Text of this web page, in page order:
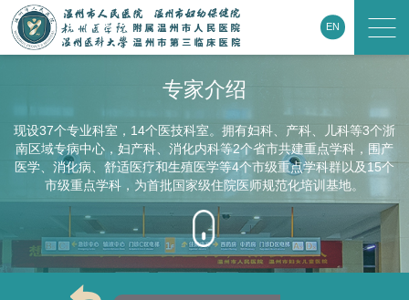
EN
专家介绍
现设37个专业科室，14个医技科室。拥有妇科、产科、儿科等3个浙
南区域专病中心，妇产科、消化内科等2个省市共建重点学科，围产
医学、消化病、舒适医疗和生殖医学等4个市级重点学科群以及15个
市级重点学科，为首批国家级住院医师规范化培训基地。